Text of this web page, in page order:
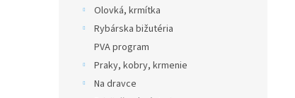
Olovká, krmítka
Rybárska bižutéria
PVA program
Praky, kobry, krmenie
Na dravce